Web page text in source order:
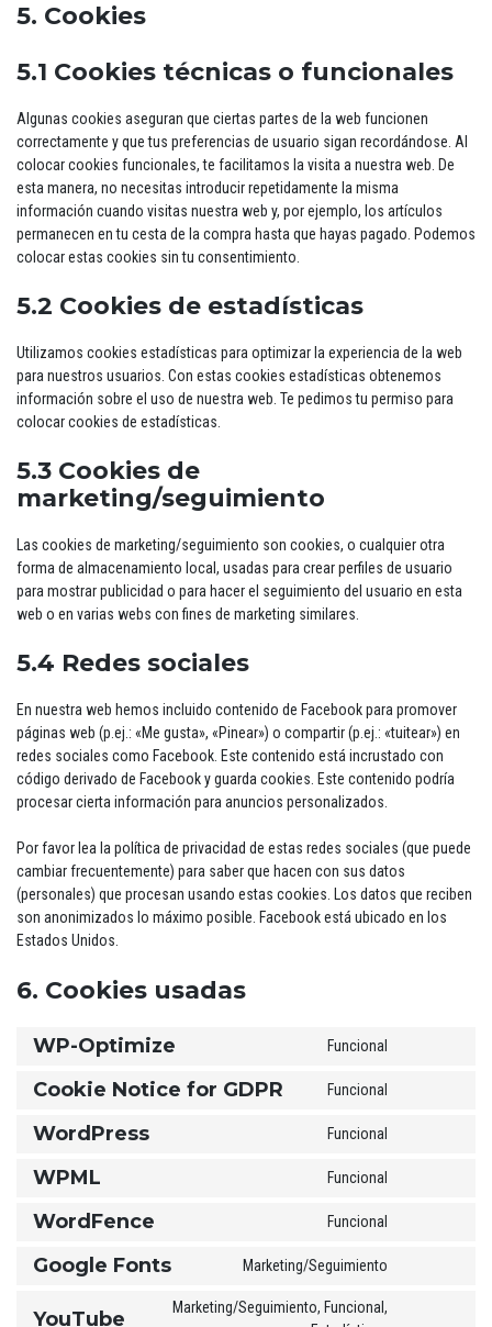
5. Cookies
5.1 Cookies técnicas o funcionales
Algunas cookies aseguran que ciertas partes de la web funcionen
correctamente y que tus preferencias de usuario sigan recordándose. Al
colocar cookies funcionales, te facilitamos la visita a nuestra web. De
esta manera, no necesitas introducir repetidamente la misma
información cuando visitas nuestra web y, por ejemplo, los artículos
permanecen en tu cesta de la compra hasta que hayas pagado. Podemos
colocar estas cookies sin tu consentimiento.
5.2 Cookies de estadísticas
Utilizamos cookies estadísticas para optimizar la experiencia de la web
para nuestros usuarios. Con estas cookies estadísticas obtenemos
información sobre el uso de nuestra web. Te pedimos tu permiso para
colocar cookies de estadísticas.
5.3 Cookies de
marketing/seguimiento
Las cookies de marketing/seguimiento son cookies, o cualquier otra
forma de almacenamiento local, usadas para crear perfiles de usuario
para mostrar publicidad o para hacer el seguimiento del usuario en esta
web o en varias webs con fines de marketing similares.
5.4 Redes sociales
En nuestra web hemos incluido contenido de Facebook para promover
páginas web (p.ej.: «Me gusta», «Pinear») o compartir (p.ej.: «tuitear») en
redes sociales como Facebook. Este contenido está incrustado con
código derivado de Facebook y guarda cookies. Este contenido podría
procesar cierta información para anuncios personalizados.
Por favor lea la política de privacidad de estas redes sociales (que puede
cambiar frecuentemente) para saber que hacen con sus datos
(personales) que procesan usando estas cookies. Los datos que reciben
son anonimizados lo máximo posible. Facebook está ubicado en los
Estados Unidos.
6. Cookies usadas
WP-Optimize Funcional
Cookie Notice for GDPR Funcional
WordPress Funcional
WPML Funcional
WordFence Funcional
Google Fonts Marketing/Seguimiento
YouTube
Marketing/Seguimiento, Funcional,